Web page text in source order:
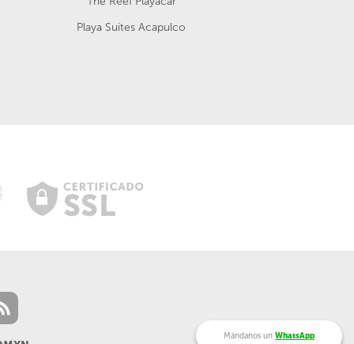
Playa Suites Acapulco
Mándanos un WhatsApp